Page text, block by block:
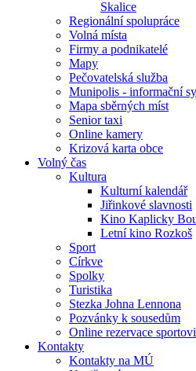
Skalice
Regionální spolupráce
Volná místa
Firmy a podnikatelé
Mapy
Pečovatelská služba
Munipolis - informační
Mapa sběrných míst
Senior taxi
Online kamery
Krizová karta obce
Volný čas
Kultura
Kulturní kalendář
Jiřinkové slavnosti
Kino Kaplicky
Letní kino Rozkoš
Sport
Církve
Spolky
Turistika
Stezka Johna Lennona
Pozvánky k sousedům
Online rezervace
Kontakty
Kontakty na MÚ